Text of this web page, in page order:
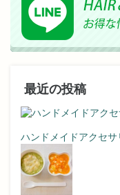
最近の投稿
ハンドメイドアクセサ